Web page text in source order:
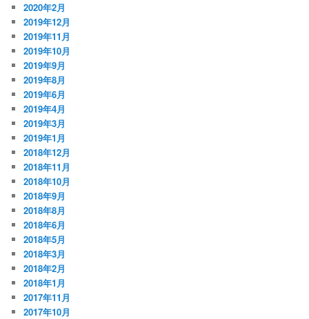
2020年2月
2019年12月
2019年11月
2019年10月
2019年9月
2019年8月
2019年6月
2019年4月
2019年3月
2019年1月
2018年12月
2018年11月
2018年10月
2018年9月
2018年8月
2018年6月
2018年5月
2018年3月
2018年2月
2018年1月
2017年11月
2017年10月